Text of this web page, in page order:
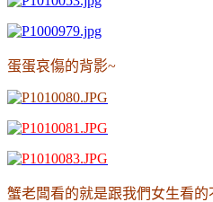
蛋蛋哀傷的背影~
蟹老闆看的就是跟我們女生看的